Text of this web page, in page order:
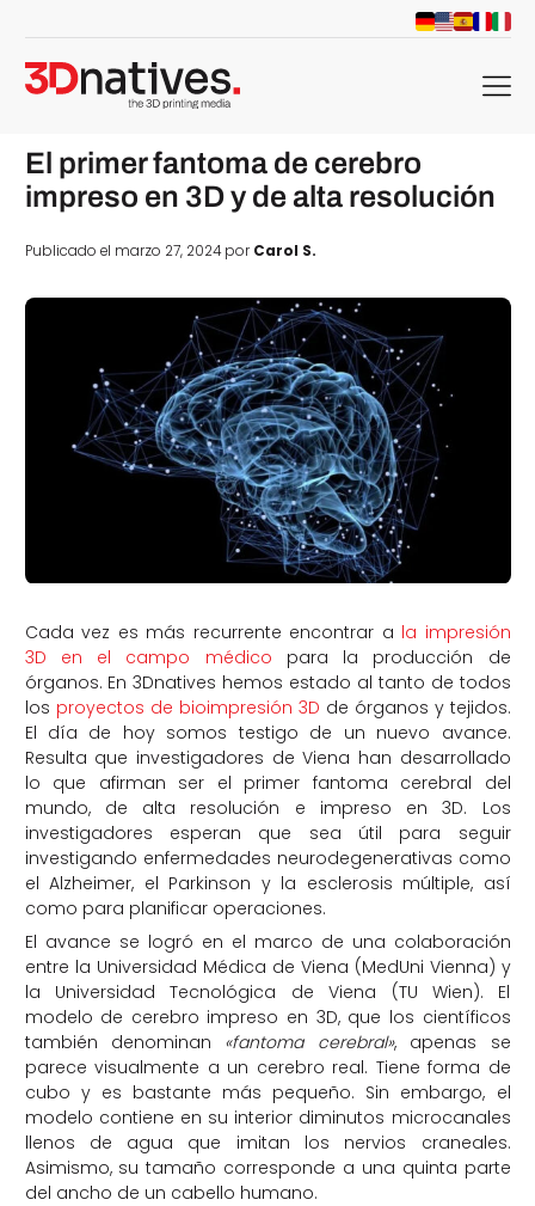
menu
El primer fantoma de cerebro
impreso en 3D y de alta resolución
Publicado el marzo 27, 2024 porCarol S.
Cada vez es más recurrente encontrar a la impresión
3D en el campo médico para la producción de
órganos. En 3Dnatives hemos estado al tanto de todos
los proyectos de bioimpresión 3D de órganos y tejidos.
El día de hoy somos testigo de un nuevo avance.
Resulta que investigadores de Viena han desarrollado
lo que afirman ser el primer fantoma cerebral del
mundo, de alta resolución e impreso en 3D. Los
investigadores esperan que sea útil para seguir
investigando enfermedades neurodegenerativas como
el Alzheimer, el Parkinson y la esclerosis múltiple, así
como para planificar operaciones.
El avance se logró en el marco de una colaboración
entre la Universidad Médica de Viena (MedUni Vienna) y
la Universidad Tecnológica de Viena (TU Wien). El
modelo de cerebro impreso en 3D, que los científicos
también denominan «fantoma cerebral», apenas se
parece visualmente a un cerebro real. Tiene forma de
cubo y es bastante más pequeño. Sin embargo, el
modelo contiene en su interior diminutos microcanales
llenos de agua que imitan los nervios craneales.
Asimismo, su tamaño corresponde a una quinta parte
del ancho de un cabello humano.